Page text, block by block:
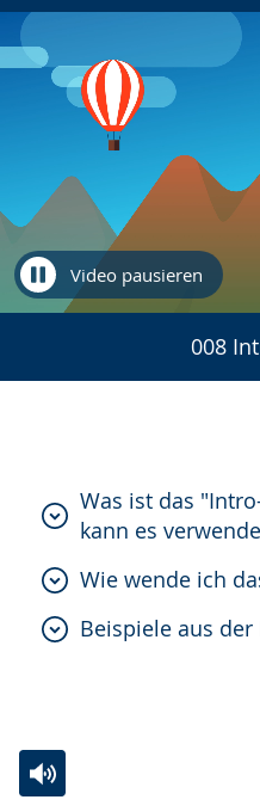
Video pausieren
008
Was ist das
kann es
Wie wende ich
Beispiele aus der